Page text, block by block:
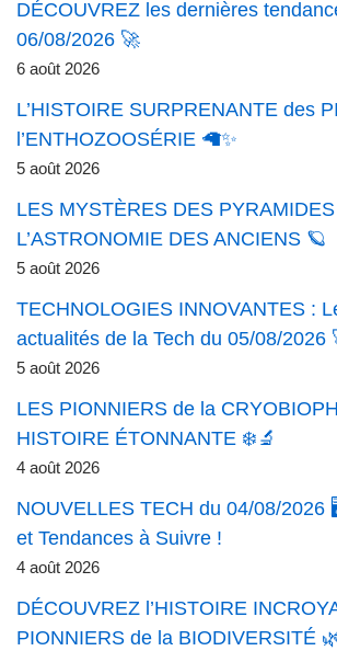
DÉCOUVREZ les dernières
06/08/2026 🚀
6 août 2026
L’HISTOIRE SURPRENANTE des
l’ENTHOZOOSÉRIE 🦙✨
5 août 2026
LES MYSTÈRES DES
L’ASTRONOMIE DES ANCIENS 🪐
5 août 2026
TECHNOLOGIES INNOVANTES :
actualités de la Tech du 05/08/2026
5 août 2026
LES PIONNIERS de la
HISTOIRE ÉTONNANTE ❄️🔬
4 août 2026
NOUVELLES TECH du 04/08/2026
et Tendances à Suivre !
4 août 2026
DÉCOUVREZ l’HISTOIRE
PIONNIERS de la BIODIVERSITÉ